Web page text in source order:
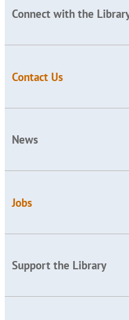
Connect with the
Contact Us
News
Jobs
Support the Library